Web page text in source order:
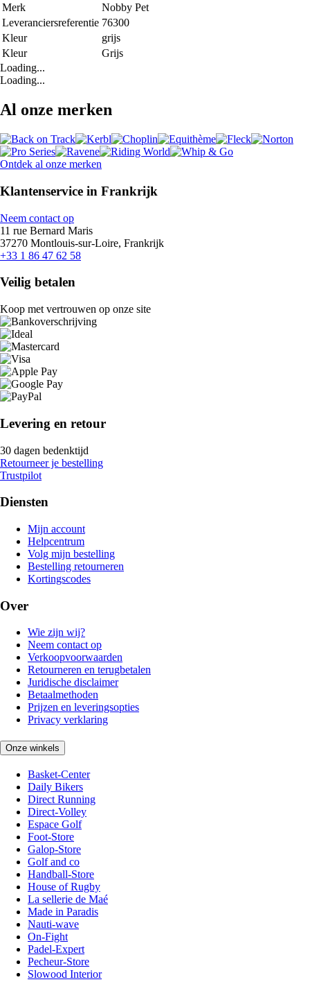
Merk
Nobby Pet
Leveranciersreferentie 76300
Kleur
grijs
Kleur
Grijs
Loading...
Loading...
Al onze merken
Ontdek al onze merken
Klantenservice in Frankrijk
Neem contact op
11 rue Bernard Maris
37270 Montlouis-sur-Loire, Frankrijk
+33 1 86 47 62 58
Veilig betalen
Koop met vertrouwen op onze site
Levering en retour
30 dagen bedenktijd
Retourneer je bestelling
Trustpilot
Diensten
Mijn account
Helpcentrum
Volg mijn bestelling
Bestelling retourneren
Kortingscodes
Over
Wie zijn wij?
Neem contact op
Verkoopvoorwaarden
Retourneren en terugbetalen
Juridische disclaimer
Betaalmethoden
Prijzen en leveringsopties
Privacy verklaring
Onze winkels
Basket-Center
Daily Bikers
Direct Running
Direct-Volley
Espace Golf
Foot-Store
Galop-Store
Golf and co
Handball-Store
House of Rugby
La sellerie de Maé
Made in Paradis
Nauti-wave
On-Fight
Padel-Expert
Pecheur-Store
Slowood Interior